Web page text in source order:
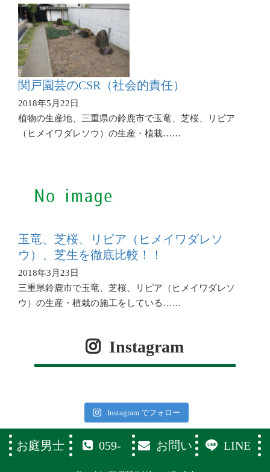
関戸園芸のCSR（社会的責任）
2018年5月22日
植物の生産地、三重県の鈴鹿市で玉竜、芝桜、リピア
（ヒメイワダレソウ）の生産・植栽……
玉竜、芝桜、リピア（ヒメイワダレソ
ウ）、芝生を徹底比較！！
2018年3月23日
三重県鈴鹿市で玉竜、芝桜、リピア（ヒメイワダレソ
ウ）の生産・植栽の施工をしている……
Instagram
Instagram でフォロー
お庭男士
059-
お問い
LINE